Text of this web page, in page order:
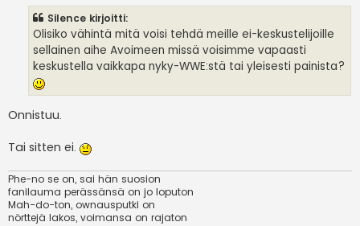
Silence kirjoitti:
Olisiko vähintä mitä voisi tehdä meille ei-keskustelijoille
sellainen aihe Avoimeen missä voisimme vapaasti
keskustella vaikkapa nyky-WWE:stä tai yleisesti painista?
Onnistuu.
Tai sitten ei.
Phe-no se on, sai hän suosion
fanilauma perässänsä on jo loputon
Mah-do-ton, ownausputki on
nörttejä lakos, voimansa on rajaton